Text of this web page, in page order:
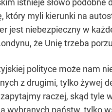
istnieje słowo
który myli kierunki na
jest niebezpieczny w
że Unię trzeba
polityce może nam
z drugimi, tylko żywej
raczej, skąd
wybranych państw, tylko